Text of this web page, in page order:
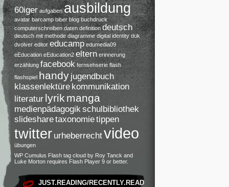
60iger aufgaben ausbildung
avatar barcamp biber blog buchdruck
computerschreiben daten definition deutsch
deutsch mit methode diagramme digital identity duk
dvolver editor educamp edumedia09
eEducation eEducation2 eltern erinnerung
erzählung facebook fernsehserie flash
flashspiel handy jugendbuch
klassenlektüre kommunikation
literatur lyrik manga
medienpädagogikschulbibliothek
slidesharetaxonomietippen
twitter urheberrechtvideo
übungen
WP Cumulus Flash tag cloud by Roy Tanck and
Luke Morton requires Flash Player 9 or better.
JUST.READING/RECENTLY.READ